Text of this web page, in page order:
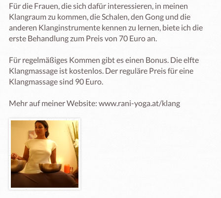
Für die Frauen, die sich dafür interessieren, in meinen
Klangraum zu kommen, die Schalen, den Gong und die
anderen Klanginstrumente kennen zu lernen, biete ich die
erste Behandlung zum Preis von 70 Euro an.
Für regelmäßiges Kommen gibt es einen Bonus. Die elfte
Klangmassage ist kostenlos. Der reguläre Preis für eine
Klangmassage sind 90 Euro.